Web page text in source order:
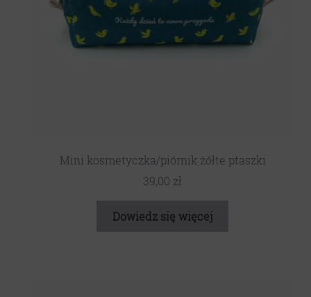
Mini kosmetyczka/piórnik żółte ptaszki
39,00 zł
Dowiedz się więcej